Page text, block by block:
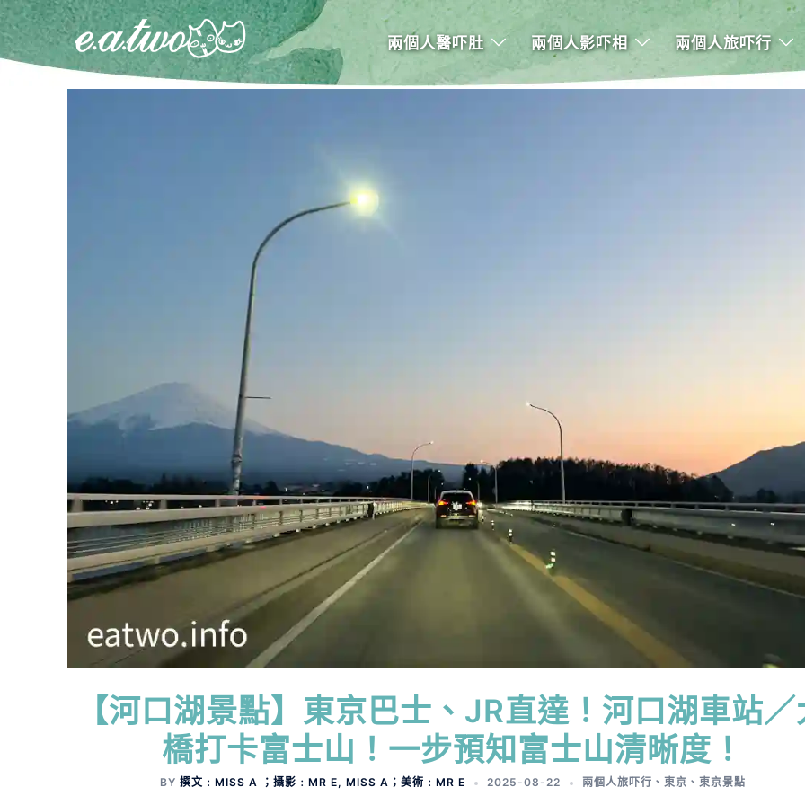
兩個人醫吓肚 兩個人影吓相 兩個人旅吓行
【河口湖景點】東京巴士、JR直達！河口湖車站／
橋打卡富士山！一步預知富士山清晰度！
BY 撰文﹕MISS A ；攝影﹕MR E, MISS A；美術﹕MR E 2025-08-22 兩個人旅吓行 、 東京 、 東京景點